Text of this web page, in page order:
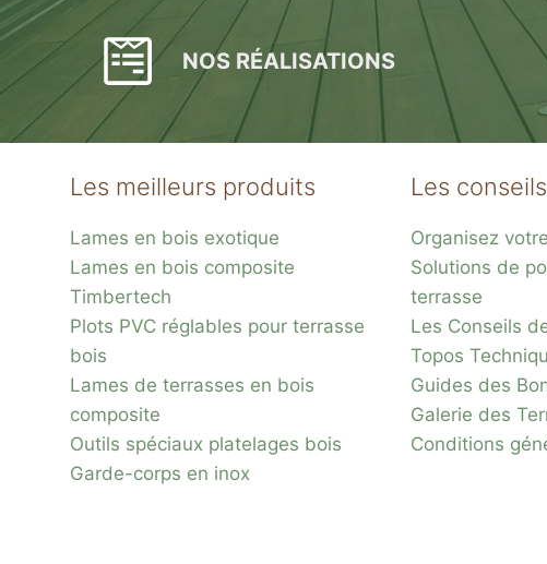
NOS RÉALISATIONS
Les meilleurs produits
Lames en bois exotique
Lames en bois composite
Timbertech
Plots PVC réglables pour terrasse
bois
Lames de terrasses en bois
composite
Outils spéciaux platelages bois
Garde-corps en inox
Les
Organisez
Solutions de
terrasse
Les Conseils
Topos
Guides des
Galerie des
Conditions